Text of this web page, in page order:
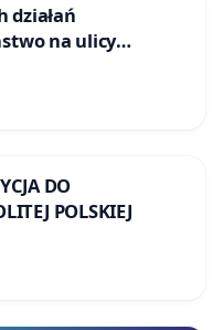
działań
na ulicy
DO
POLSKIEJ